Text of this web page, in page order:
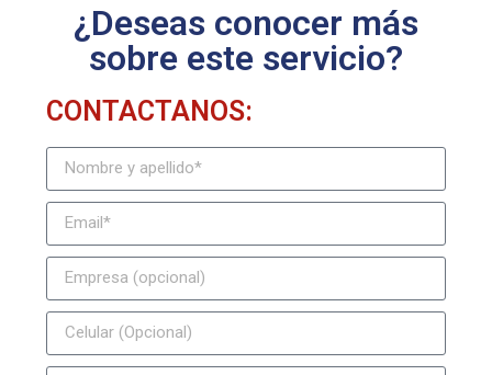
¿Deseas conocer más
sobre este servicio?
CONTACTANOS: